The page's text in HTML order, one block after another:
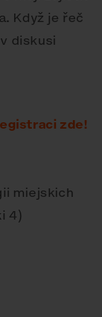
Když je řeč
diskusi
zde!
miejskich
4)